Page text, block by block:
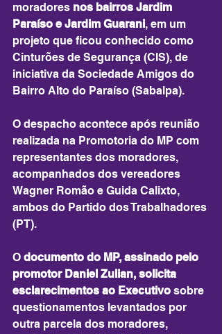
moradores nos bairros Jardim
Paraíso e Jardim Guarani, em um
projeto que ficou conhecido como
Cinturões de Segurança (CIS), de
iniciativa da Sociedade Amigos do
Bairro Alto do Paraíso (Sabalpa).
O despacho acontece após reunião
realizada na Promotoria do MP com
representantes dos moradores,
acompanhados dos vereadores
Wagner Romão e Guida Calixto,
ambos do Partido dos Trabalhadores
(PT).
O documento do MP, assinado pelo
promotor Daniel Zulian, solicita
esclarecimentos ao Executivo sobre
questionamentos levantados por
outra parcela dos moradores,